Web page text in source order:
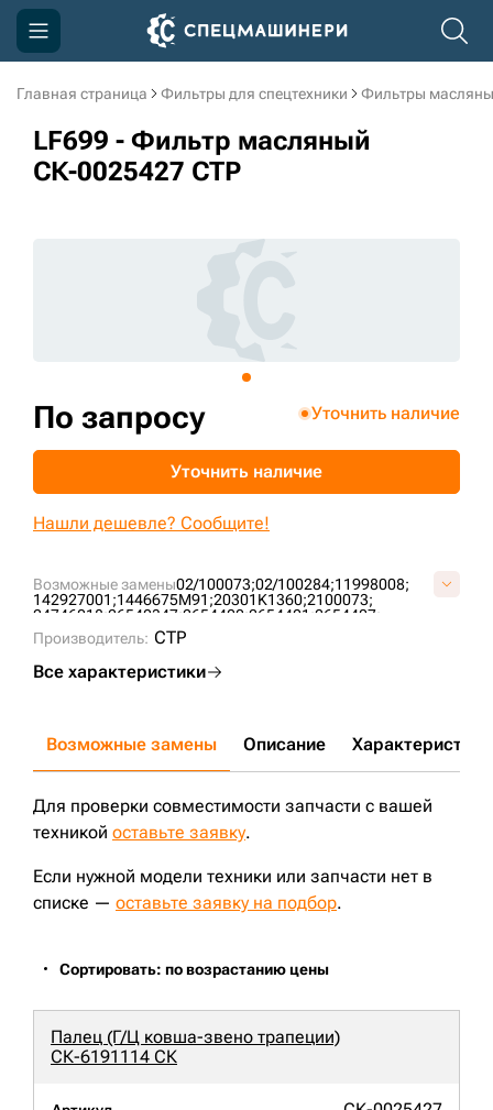
Главная страница Фильтры для спецтехники Фильтры
LF699 - Фильтр масляный
СК-0025427 CTP
Возможные замены02/100073;02/100284;11998008;
142927001;1446675M91;20301K1360;2100073;
24746018;26540347;2654400;2654401;2654407;
39766036;
476954;51806;
6612598;7W2326;86055006005;
88111240;
F2826500;JX4407;LF699;LF701;
Производитель: CTP
Все характеристики
По запросу Уточнить наличие
Уточнить наличие
Нашли дешевле? Сообщите!
Возможные замены Описание Характеристики
Для проверки совместимости запчасти с вашей
техникой оставьте заявку.
Если нужной модели техники или запчасти нет в
списке — оставьте заявку на подбор.
Сортировать: по возрастанию цены
Палец (Г/Ц ковша-звено трапеции)
СК-6191114 СК
Компания
Акции
sksale@skdst.ru
+7 (499) 394-50-93